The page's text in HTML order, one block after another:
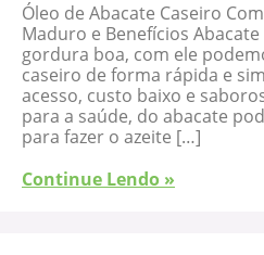
Óleo de Abacate Caseiro
Maduro e Benefícios
gordura boa, com ele
caseiro de forma rápida e
acesso, custo baixo e
para a saúde, do abacate
para fazer o azeite […]
Continue Lendo »